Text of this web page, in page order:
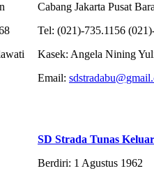
Cabang Jakarta Pusat
Tel: (021)-735.1156
Kasek: Angela Nining
Email:
SD Strada Tunas
Berdiri: 1 Agustus 1962